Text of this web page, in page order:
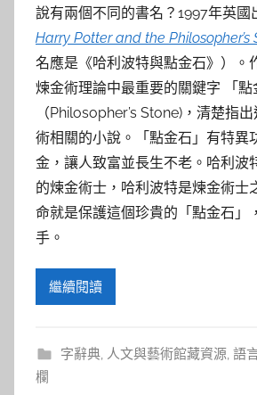
務
部
落
格
說有兩個不同的書名？1997年英國
Harry Potter and the Philosopher’s
名應是《哈利波特與點金石》）。
煉金術理論中最重要的關鍵字 「點
（Philosopher’s Stone)，清楚指
術相關的小說。「點金石」有特異
金，讓人致富並長生不老。哈利波
的煉金術士，哈利波特是煉金術士
命就是保護這個珍貴的「點金石」
手。
繼續閱讀
字辭典, 人文與藝術館藏資源, 語
欄